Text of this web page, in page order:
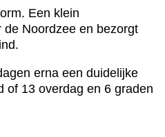
Een klein
Noordzee en bezorgt
erna een duidelijke
of 13 overdag en 6 graden